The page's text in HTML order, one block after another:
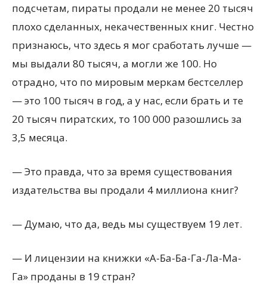
подсчетам, пираты продали не менее 20 тысяч
плохо сделанных, некачественных книг. Честно
признаюсь, что здесь я мог сработать лучше —
мы выдали 80 тысяч, а могли же 100. Но
отрадно, что по мировым меркам бестселлер
— это 100 тысяч в год, а у нас, если брать и те
20 тысяч пиратских, то 100 000 разошлись за
3,5 месяца.
— Это правда, что за время существования
издательства вы продали 4 миллиона книг?
— Думаю, что да, ведь мы существуем 19 лет.
— И лицензии на книжки «А-Ба-Ба-Га-Ла-Ма-
Га» проданы в 19 стран?